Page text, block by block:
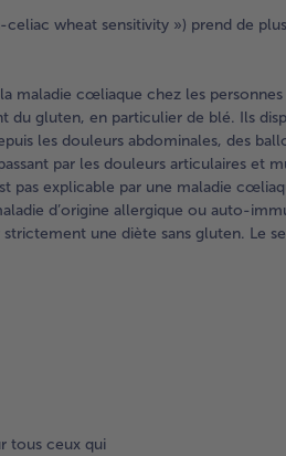
wheat sensitivity ») prend de
maladie cœliaque chez les
gluten, en particulier de blé. Ils
les douleurs abdominales, des
par les douleurs articulaires et
pas explicable par une maladie
d’origine allergique ou auto-
une diète sans gluten. Le
tous ceux qui